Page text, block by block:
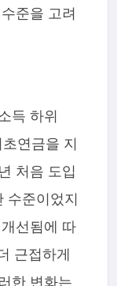
준을 고려
득 하위
연금을 지
처음 도입
수준이었지
선됨에 따
근접하게
한 변화는